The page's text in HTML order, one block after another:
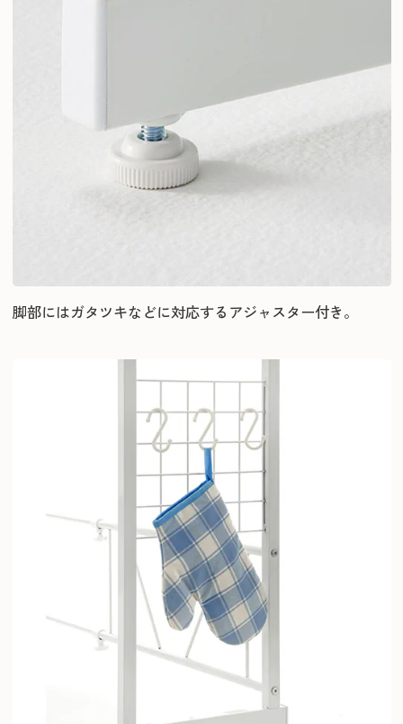
脚部にはガタツキなどに対応するアジャスター付き。